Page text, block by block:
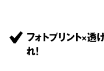
フォトプリント×
れ！